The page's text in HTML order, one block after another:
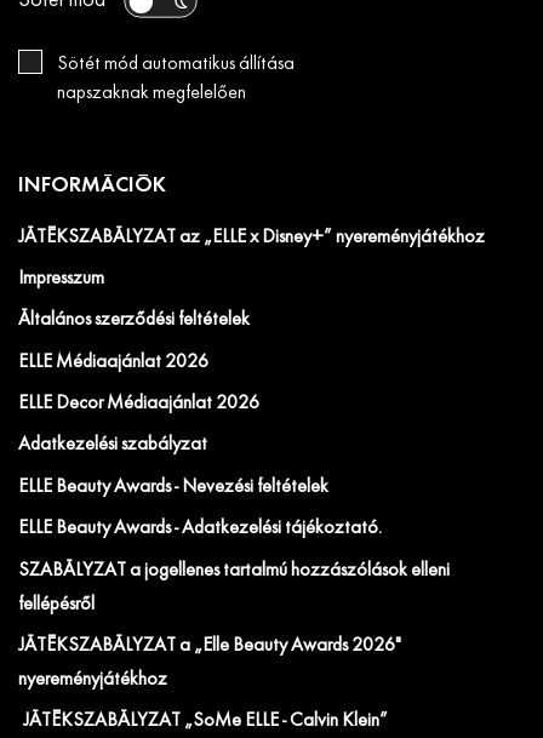
Sötét mód automatikus állítása
napszaknak megfelelően
INFORMÁCIÓK
JÁTÉKSZABÁLYZAT az „ELLE x Disney+” nyereményjátékhoz
Impresszum
Általános szerződési feltételek
ELLE Médiaajánlat 2026
ELLE Decor Médiaajánlat 2026
Adatkezelési szabályzat
ELLE Beauty Awards - Nevezési feltételek
ELLE Beauty Awards - Adatkezelési tájékoztató.
SZABÁLYZAT a jogellenes tartalmú hozzászólások elleni
fellépésről
JÁTÉKSZABÁLYZAT a „Elle Beauty Awards 2026"
nyereményjátékhoz
JÁTÉKSZABÁLYZAT „SoMe ELLE - Calvin Klein”